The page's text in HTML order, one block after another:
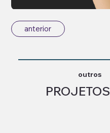
anterior
PROJETOS
outros